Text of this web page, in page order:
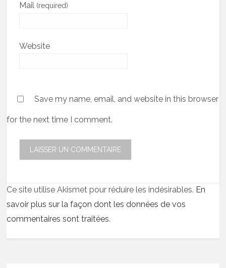
Mail (required)
Website
Save my name, email, and website in this browser
for the next time I comment.
Ce site utilise Akismet pour réduire les indésirables. En
savoir plus sur la façon dont les données de vos
commentaires sont traitées.